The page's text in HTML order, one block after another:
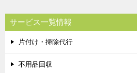
サービス一覧情報
片付け・掃除代行
不用品回収